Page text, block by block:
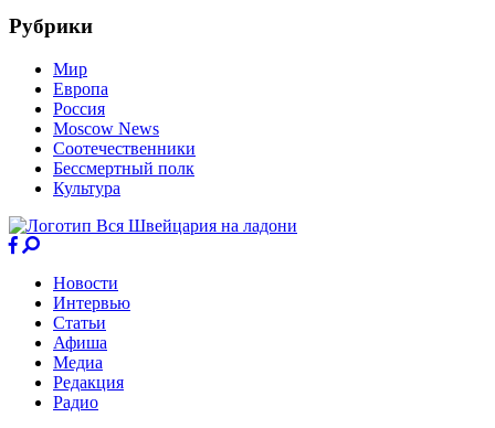
Рубрики
Мир
Европа
Россия
Moscow News
Соотечественники
Бессмертный полк
Культура
Новости
Интервью
Статьи
Афиша
Медиа
Редакция
Радио